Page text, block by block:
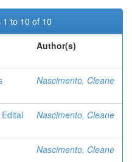
1 to 10 of 10
Author(s)
Nascimento, Cleane
Nascimento, Cleane
Nascimento, Cleane